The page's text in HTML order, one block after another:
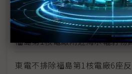
日相菅直人說明福島第1核電廠
福島第1核電廠附近海水輻射物
東電不排除福島第1核電廠6座